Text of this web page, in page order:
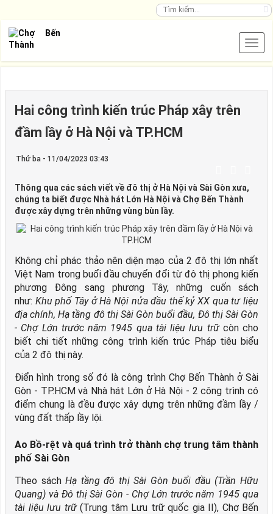
Hai công trình kiến trúc Pháp xây trên
đầm lầy ở Hà Nội và TP.HCM
Thứ ba - 11/04/2023 03:43
Thông qua các sách viết về đô thị ở Hà Nội và Sài Gòn xưa,
chúng ta biết được Nhà hát Lớn Hà Nội và Chợ Bến Thành
được xây dựng trên những vùng bùn lầy.
Không chỉ phác thảo nên diện mạo của 2 đô thị lớn nhất
Việt Nam trong buổi đầu chuyển đổi từ đô thị phong kiến
phương Đông sang phương Tây, những cuốn sách
như: Khu phố Tây ở Hà Nội nửa đầu thế kỷ XX qua tư liệu
địa chính, Hạ tầng đô thị Sài Gòn buổi đầu, Đô thị Sài Gòn
- Chợ Lớn trước năm 1945 qua tài liệu lưu trữ còn cho
biết chi tiết những công trình kiến trúc Pháp tiêu biểu
của 2 đô thị này.
Điển hình trong số đó là công trình Chợ Bến Thành ở Sài
Gòn - TP.HCM và Nhà hát Lớn ở Hà Nội - 2 công trình có
điểm chung là đều được xây dựng trên những đầm lầy /
vùng đất thấp lầy lội.
Ao Bồ-rệt và quá trình trở thành chợ trung tâm thành
phố Sài Gòn
Theo sáchHạ tầng đô thị Sài Gòn buổi đầu (Trần Hữu
Quang) và Đô thị Sài Gòn - Chợ Lớn trước năm 1945 qua
tài liệu lưu trữ (Trung tâm Lưu trữ quốc gia II), Chợ Bến